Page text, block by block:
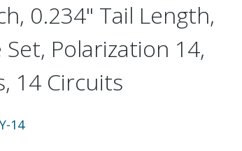
0.234" Tail Length,
Polarization 14,
14 Circuits
14